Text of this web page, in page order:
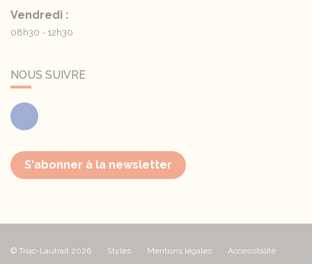
Vendredi :
08h30 - 12h30
NOUS SUIVRE
Facebook
S'abonner à la newsletter
© Triac-Lautrait 2026 Styles Mentions légales
Accessibilité